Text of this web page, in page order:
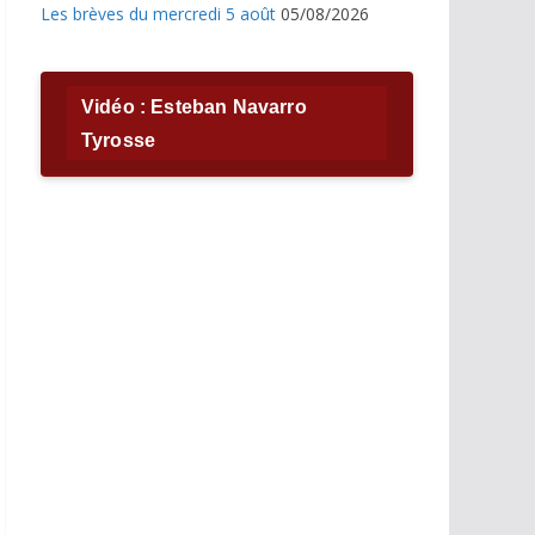
Les brèves du mercredi 5 août 05/08/2026
Vidéo : Esteban Navarro
Tyrosse